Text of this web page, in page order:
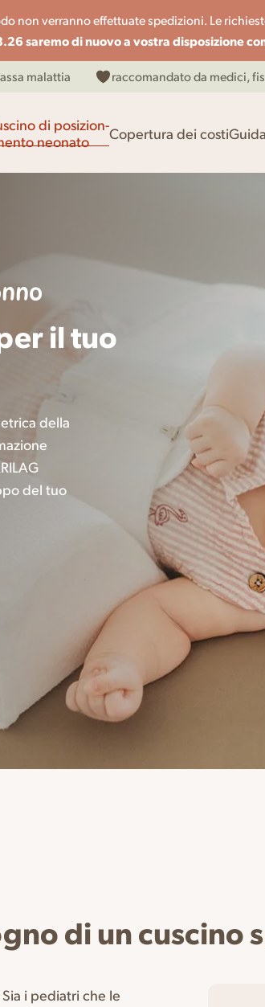
non verranno effettuate spedizioni. Le
saremo di nuovo a vostra disposizione
malattia raccomandato da medici,
di posizion-
neonato
Copertura dei costi
il tuo
della
del tuo
di un cuscino
i pediatri che le